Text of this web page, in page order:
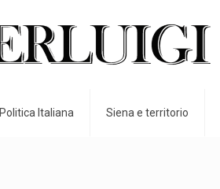
Politica Italiana Siena e territorio